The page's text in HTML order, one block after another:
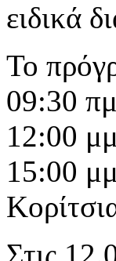
ειδικά
Το
09:30
12:00
15:00